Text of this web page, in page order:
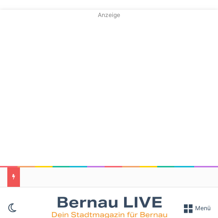
Anzeige
Skin umschalten Menü